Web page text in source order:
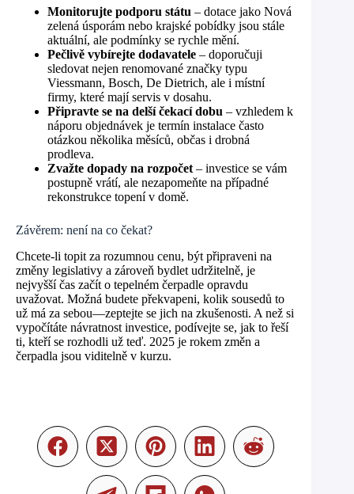
Monitorujte podporu státu – dotace jako Nová
zelená úsporám nebo krajské pobídky jsou stále
aktuální, ale podmínky se rychle mění.
Pečlivě vybírejte dodavatele – doporučuji
sledovat nejen renomované značky typu
Viessmann, Bosch, De Dietrich, ale i místní
firmy, které mají servis v dosahu.
Připravte se na delší čekací dobu – vzhledem k
náporu objednávek je termín instalace často
otázkou několika měsíců, občas i drobná
prodleva.
Zvažte dopady na rozpočet – investice se vám
postupně vrátí, ale nezapomeňte na případné
rekonstrukce topení v domě.
Závěrem: není na co čekat?
Chcete-li topit za rozumnou cenu, být připraveni na
změny legislativy a zároveň bydlet udržitelně, je
nejvyšší čas začít o tepelném čerpadle opravdu
uvažovat. Možná budete překvapeni, kolik sousedů to
už má za sebou—zeptejte se jich na zkušenosti. A než si
vypočítáte návratnost investice, podívejte se, jak to řeší
ti, kteří se rozhodli už teď. 2025 je rokem změn a
čerpadla jsou viditelně v kurzu.